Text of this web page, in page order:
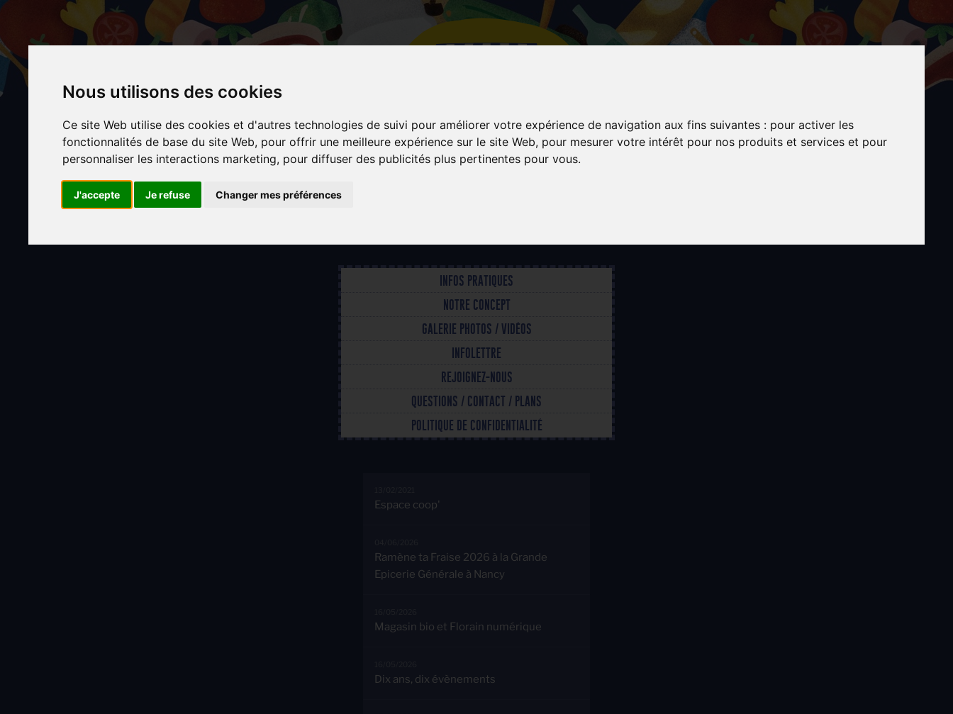
Nous utilisons des cookies
Ce site Web utilise des cookies et d'autres technologies de suivi pour améliorer votre expérience de navigation aux fins suivantes : pour activer les
fonctionnalités de base du site Web, pour offrir une meilleure expérience sur le site Web, pour mesurer votre intérêt pour nos produits et services et pour
personnaliser les interactions marketing, pour diffuser des publicités plus pertinentes pour vous.
J'accepte Je refuse Changer mes préférences
au
contenu
principal
INFOS PRATIQUES
NOTRE CONCEPT
GALERIE PHOTOS / VIDÉOS
INFOLETTRE
REJOIGNEZ-NOUS
QUESTIONS / CONTACT / PLANS
POLITIQUE DE CONFIDENTIALITÉ
Espace coop'
Ramène ta Fraise 2026 à la Grande
Epicerie Générale à Nancy
Magasin bio et Florain numérique
Dix ans, dix évènements